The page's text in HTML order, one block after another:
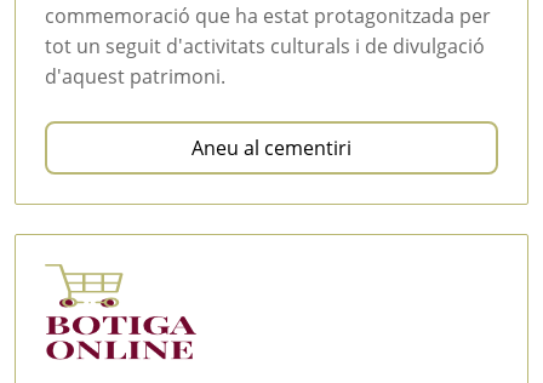
commemoració que ha estat protagonitzada per
tot un seguit d'activitats culturals i de divulgació
d'aquest patrimoni.
Aneu al cementiri